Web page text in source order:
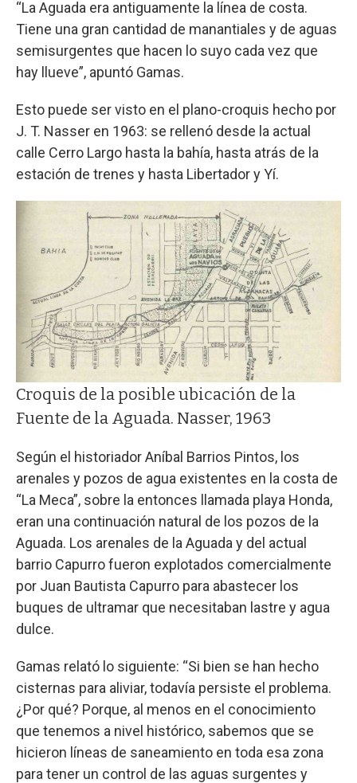
“La Aguada era antiguamente la línea de costa.
Tiene una gran cantidad de manantiales y de aguas
semisurgentes que hacen lo suyo cada vez que
hay llueve”, apuntó Gamas.
Esto puede ser visto en el plano-croquis hecho por
J. T. Nasser en 1963: se rellenó desde la actual
calle Cerro Largo hasta la bahía, hasta atrás de la
estación de trenes y hasta Libertador y Yí.
Croquis de la posible ubicación de la
Fuente de la Aguada. Nasser, 1963
Según el historiador Aníbal Barrios Pintos, los
arenales y pozos de agua existentes en la costa de
“La Meca”, sobre la entonces llamada playa Honda,
eran una continuación natural de los pozos de la
Aguada. Los arenales de la Aguada y del actual
barrio Capurro fueron explotados comercialmente
por Juan Bautista Capurro para abastecer los
buques de ultramar que necesitaban lastre y agua
dulce.
Gamas relató lo siguiente: “Si bien se han hecho
cisternas para aliviar, todavía persiste el problema.
¿Por qué? Porque, al menos en el conocimiento
que tenemos a nivel histórico, sabemos que se
hicieron líneas de saneamiento en toda esa zona
para tener un control de las aguas surgentes y